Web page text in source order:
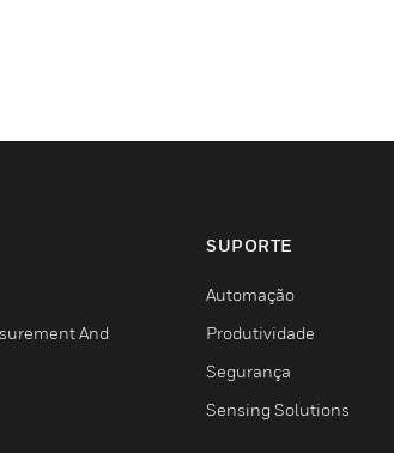
And
SUPORTE
Automação
Produtividade
Segurança
Sensing Solutions